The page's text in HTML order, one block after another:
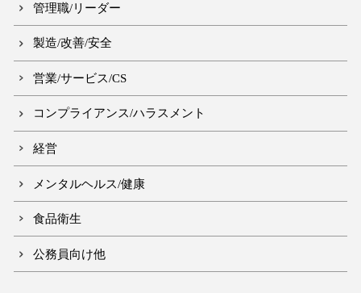
管理職/リーダー
製造/改善/安全
営業/サービス/CS
コンプライアンス/ハラスメント
経営
メンタルヘルス/健康
食品衛生
公務員向け他